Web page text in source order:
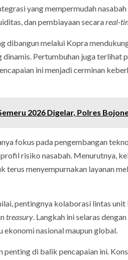
yang mempermudah
dan pembiayaan secarareal-
dibangun melalui Kopra
Pertumbuhan juga terlihat
ini menjadi cerminan
2026 Digelar, Polres
fokus pada pengembangan
risiko nasabah. Menurutnya,
menyempurnakan layanan
pentingnya kolaborasi lintas
treasury . Langkah ini selaras
nasional maupun global.
di balik pencapaian ini.